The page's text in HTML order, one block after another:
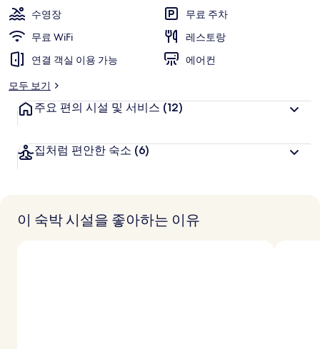
수영장
무료 주차
무료 WiFi
레스토랑
연결 객실 이용 가능
에어컨
모두 보기
주요 편의 시설 및 서비스 (12)
집처럼 편안한 숙소 (6)
이 숙박 시설을 좋아하는 이유